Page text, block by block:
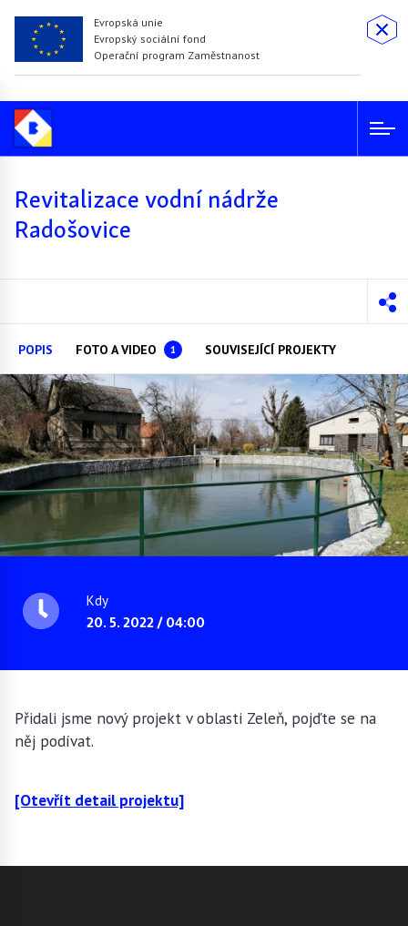
Evropská unie
Evropský sociální fond
Operační program Zaměstnanost
Revitalizace vodní nádrže
Radošovice
POPIS FOTO A VIDEO 1 SOUVISEJÍCÍ PROJEKTY
Kdy
20. 5. 2022 / 04:00
Přidali jsme nový projekt v oblasti Zeleň, pojďte se na
něj podívat.
[Otevřít detail projektu]